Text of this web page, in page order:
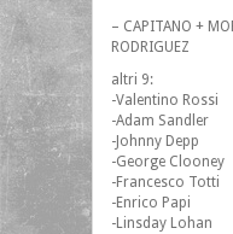
– CAPITANO +
RODRIGUEZ
altri 9:
-Valentino Rossi
-Adam Sandler
-Johnny Depp
-George Clooney
-Francesco Totti
-Enrico Papi
-Linsday Lohan